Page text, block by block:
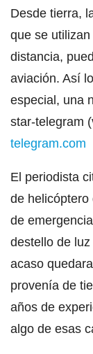
Desde tierra,
que se
distancia,
aviación. Así
especial, una
star-telegram
telegram.com
El periodista
de helicóptero
de
destello de luz
acaso
provenía de
años de
algo de esas